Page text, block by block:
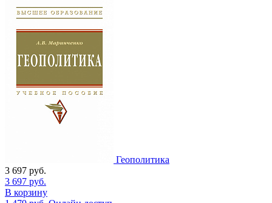
Геополитика
3 697 руб.
3 697 руб.
В корзину